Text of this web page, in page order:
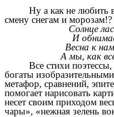
Ну а как не любить
смену снегам и морозам!?
Солнце
И
Весна к
А мы, как
Все стихи
богаты
метафор, сравнений,
помогает нарисовать
несет своим приходом
чары», «нежная зелень